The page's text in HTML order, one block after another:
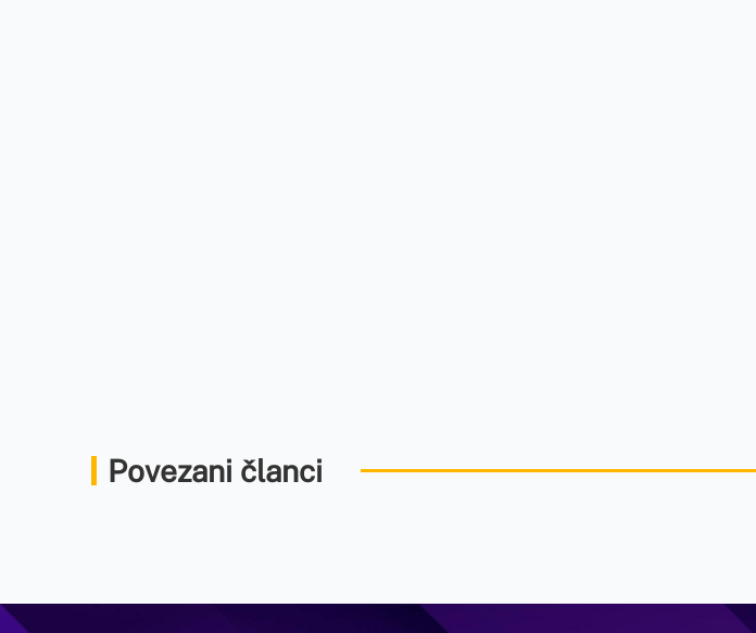
Povezani članci